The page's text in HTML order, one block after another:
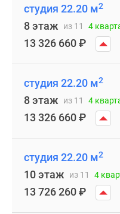
студия 22.20 м2
8 этаж из 11 4
13 326 660₽
студия 22.20 м2
8 этаж из 11 4
13 326 660₽
студия 22.20 м2
10 этаж из 11 4
13 726 260₽